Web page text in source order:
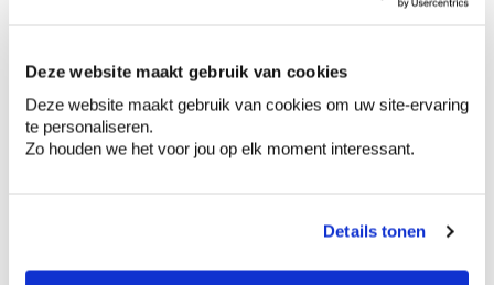
Deze website maakt gebruik van cookies
Deze website maakt gebruik van cookies om uw site-ervaring
te personaliseren.
Zo houden we het voor jou op elk moment interessant.
Details tonen
Colora-magazine
Ga samen met de kleuradviseur door je